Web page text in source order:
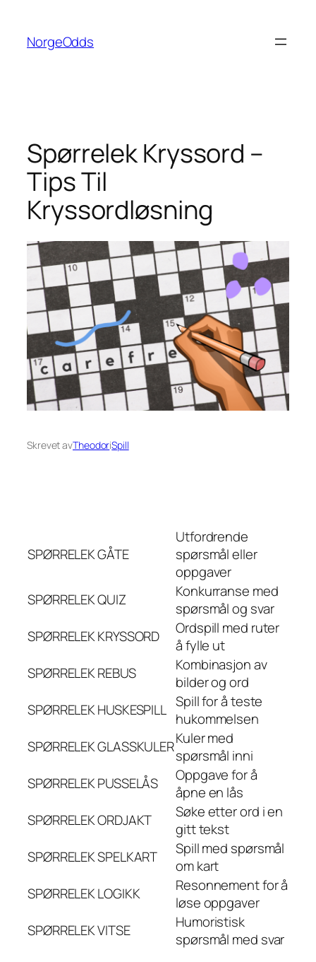
innhold
NorgeOdds
Spørrelek Kryssord –
Tips Til
Kryssordløsning
Skrevet avTheodoriSpill
SPØRRELEKGÅTE
Utfordrende
spørsmål eller
oppgaver
SPØRRELEKQUIZ
Konkurranse med
spørsmål og svar
SPØRRELEKKRYSSORD
Ordspill med ruter
å fylle ut
SPØRRELEKREBUS
Kombinasjon av
bilder og ord
SPØRRELEKHUSKESPILL Spill for å teste
hukommelsen
SPØRRELEKGLASSKULERKuler med
spørsmål inni
SPØRRELEKPUSSELÅS
Oppgave for å
åpne en lås
SPØRRELEKORDJAKT
Søke etter ord i en
gitt tekst
SPØRRELEKSPELKART
Spill med spørsmål
om kart
SPØRRELEKLOGIKK
Resonnement for å
løse oppgaver
SPØRRELEKVITSE
Humoristisk
spørsmål med svar